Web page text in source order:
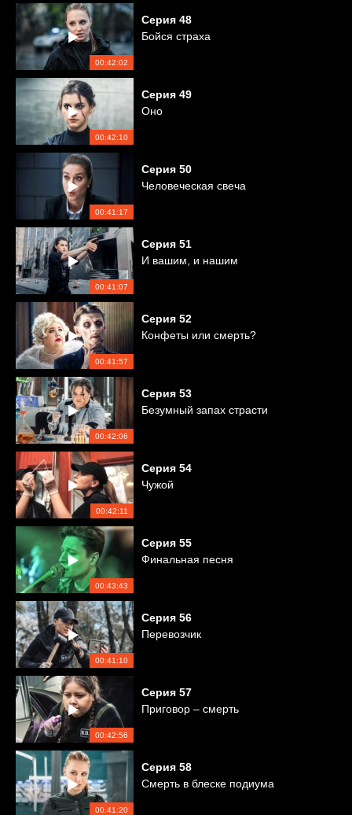
00:42:02
Серия 48
Бойся страха
00:42:10
Серия 49
Оно
00:41:17
Серия 50
Человеческая свеча
00:41:07
Серия 51
И вашим, и нашим
00:41:57
Серия 52
Конфеты или смерть?
00:42:06
Серия 53
Безумный запах страсти
00:42:11
Серия 54
Чужой
00:43:43
Серия 55
Финальная песня
00:41:10
Серия 56
Перевозчик
00:42:56
Серия 57
Приговор – смерть
00:41:20
Серия 58
Смерть в блеске подиума